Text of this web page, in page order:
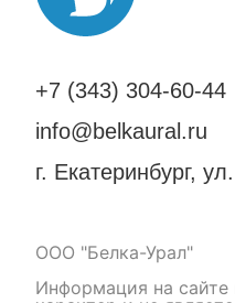
+7 (343) 304-60-44
info@belkaural.ru
г. Екатеринбург,
ООО "Белка-Урал"
Информация на сайте